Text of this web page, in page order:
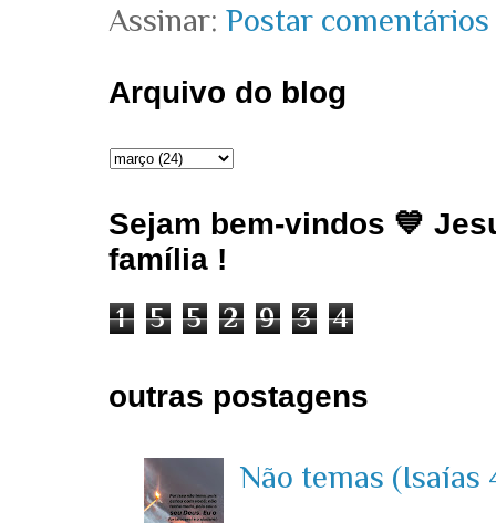
Assinar:Postar
Arquivo do blog
Sejam bem-vindos 💙
família !
1 5 5 2 9 3 4
outras postagens
Não temas (Isaías